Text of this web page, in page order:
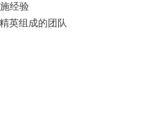
经验
精英组成的团队